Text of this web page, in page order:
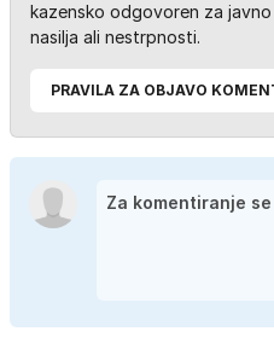
kazensko odgovoren za
nasilja ali nestrpnosti.
PRAVILA ZA OBJAVO